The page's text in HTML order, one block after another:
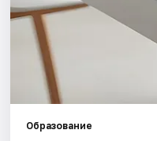
Образование